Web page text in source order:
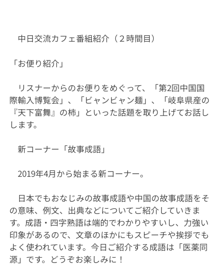
中日交流カフェ番組紹介（２時間目）
「お便り紹介」
リスナーからのお便りをめぐって、「第2回中国国
際輸入博覧会」、「ビャンビャン麺」、「岐阜県産の
『天下富舞』の柿」といった話題を取り上げてお話し
します。
新コーナー「故事成語」
2019年4月から始まる新コーナー。
日本でもおなじみの故事成語や中国の故事成語をそ
の意味、例文、出典などについてご紹介していきま
す。成語・四字熟語は端的でわかりやすいし、力強い
印象があるので、文章のほかにもスピーチや挨拶でも
よく使われています。今日ご紹介する成語は「医薬同
源」です。どうぞお楽しみに！